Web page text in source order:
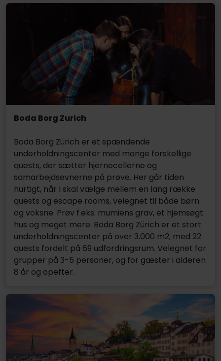
Boda Borg Zurich
Boda Borg Zürich er et spændende
underholdningscenter med mange forskellige
quests, der sætter hjernecellerne og
samarbejdsevnerne på prøve. Her går tiden
hurtigt, når I skal vælge mellem en lang række
quests og escape rooms, velegnet til både børn
og voksne. Prøv f.eks. mumiens grav, et hjemsøgt
hus og meget mere. Boda Borg Zürich er et stort
underholdningscenter på over 3.000 m2, med 22
quests fordelt på 69 udfordringsrum. Velegnet for
grupper på 3-5 personer, og for gæster i alderen
8 år og opefter.